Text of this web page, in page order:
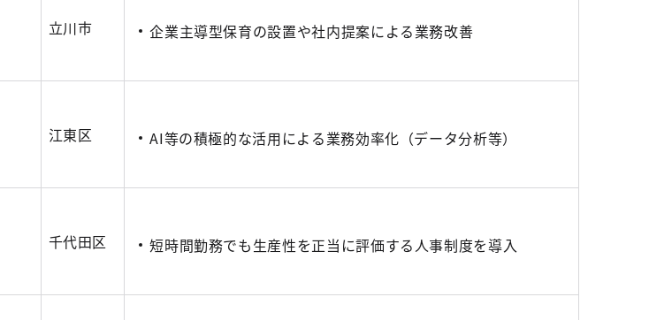
立川市 企業主導型保育の設置や社内提案による業務改善
江東区 AI等の積極的な活用による業務効率化（データ分析等）
千代田区 短時間勤務でも生産性を正当に評価する人事制度を導入